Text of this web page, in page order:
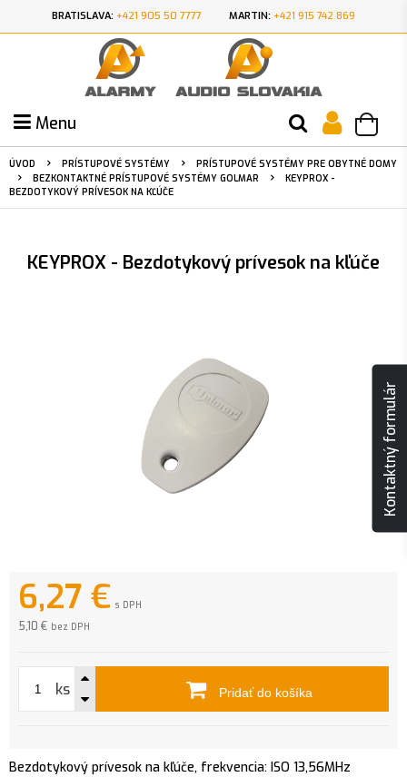
BRATISLAVA: +421 905 50 7777 MARTIN: +421 915 742 869
Menu
ÚVOD PRÍSTUPOVÉ SYSTÉMY
PRÍSTUPOVÉ SYSTÉMY PRE OBYTNÉ DOMY
BEZKONTAKTNÉ PRÍSTUPOVÉ SYSTÉMY GOLMAR
KEYPROX -
BEZDOTYKOVÝ PRÍVESOK NA KĽÚČE
KEYPROX - Bezdotykový prívesok na kľúče
6,27 € s DPH
5,10 € bez DPH
ks Pridať do košíka
Bezdotykový prívesok na kľúče, frekvencia: ISO 13,56MHz
Kontaktný formulár